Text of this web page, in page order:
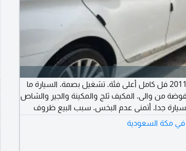
السيارة للبيع: سوناتا 2011 فل كامل أعلى فئة. تشغيل بصمة. السيارة ما
من والى. المكيف ثلج والمكينة والجير والشاص
جدا. أتمنى عدم البخس. سبب البيع ظروف
في مكة السعودية